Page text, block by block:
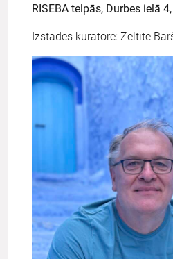
RISEBA telpās, Durbes ielā
Izstādes kuratore: Zeltīte